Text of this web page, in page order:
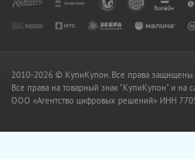
2010-2026 © КупиКупон. Все права защищены.
Все права на товарный знак "КупиКупон" и на
OOO «Агентство цифровых решений» ИНН